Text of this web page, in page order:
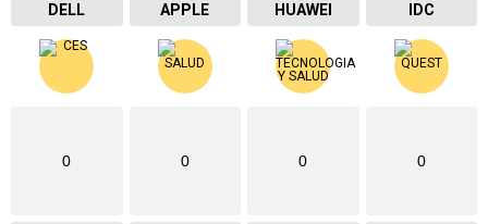
DELL APPLE HUAWEI IDC
0 0 0 0